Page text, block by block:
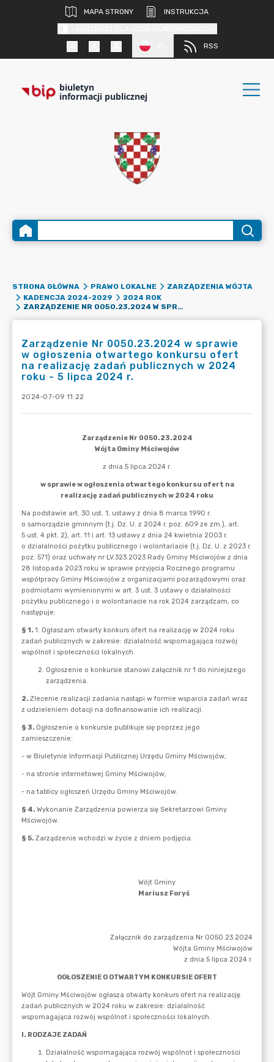
MAPA STRONY
INSTRUKCJA
RSS
biuletyn
informacji publicznej
STRONA GŁÓWNA PRAWO LOKALNE
ZARZĄDZENIA WÓJTA
KADENCJA 2024-2029
2024 ROK
ZARZĄDZENIE NR 0050.23.2024 W SPRAWIE W OGŁOSZENIA OTWARTEGO KONKURSU OFERT NA REALIZACJĘ ZADAŃ PUBLICZNYCH W 2024 ROKU - 5 LIPCA 2024 R.
Zarządzenie Nr 0050.23.2024 w sprawie
w ogłoszenia otwartego konkursu ofert
na realizację zadań publicznych w 2024
roku - 5 lipca 2024 r.
2024-07-09 11:22